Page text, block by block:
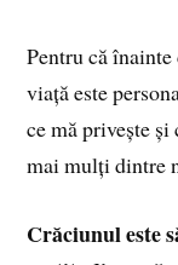
Pentru că
viață este
ce mă privește și
mai mulți dintre
Crăciunul este